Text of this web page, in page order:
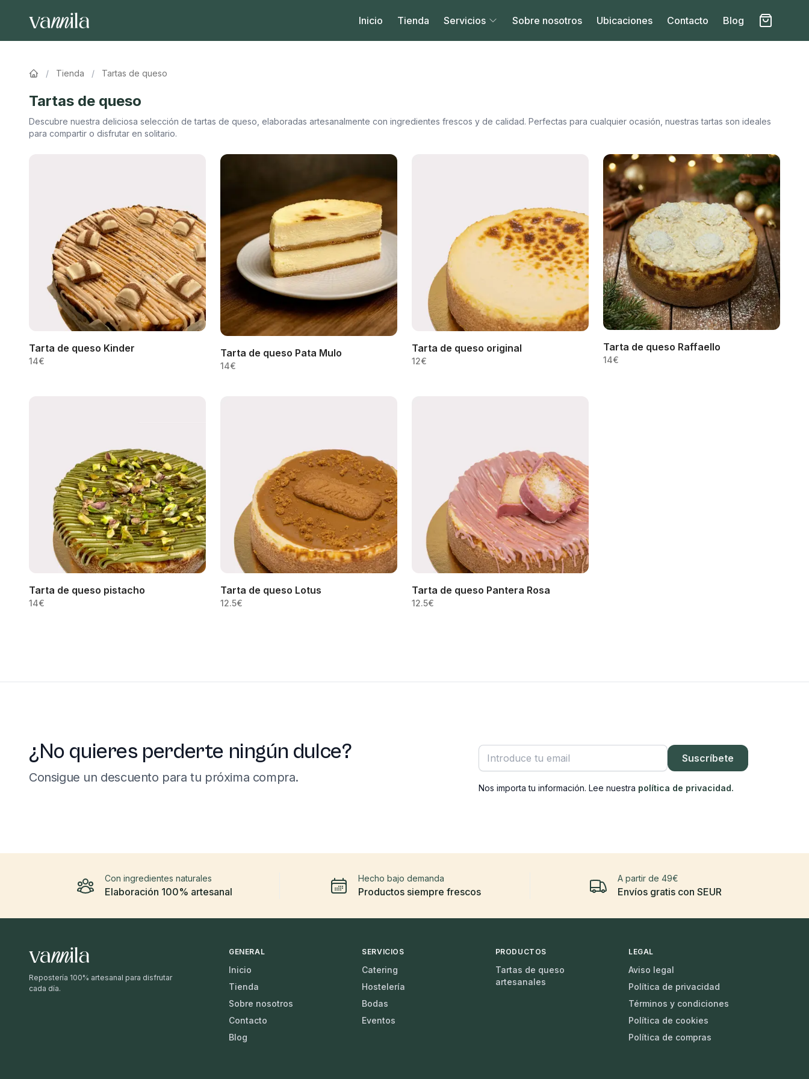
Inicio Tienda Servicios Sobre nosotros Ubicaciones Contacto Blog
/ Tienda / Tartas de queso
Tartas de queso
Descubre nuestra deliciosa selección detartas de queso , elaboradas artesanalmente con ingredientes frescos y de calidad. Perfectas para cualquier ocasión, nuestras tartas son ideales
para compartir o disfrutar en solitario.
Tarta de queso Kinder
14€
Tarta de queso Pata Mulo
14€
Tarta de queso original
12€
Tarta de queso Raffaello
14€
Tarta de queso pistacho
14€
Tarta de queso Lotus
12.5€
Tarta de queso Pantera Rosa
12.5€
¿No quieres perderte ningún dulce?
Consigue un descuento para tu próxima compra.
Correo electrónico
Suscríbete
Nos importa tu información. Lee nuestra política de privacidad.
Elaboración 100% artesanal
Con ingredientes naturales
Productos siempre frescos
Hecho bajo demanda
Envíos gratis con SEUR
A partir de 49€
Repostería 100% artesanal para disfrutar
cada día.
GENERAL
Inicio
Tienda
Sobre nosotros
Contacto
Blog
SERVICIOS
Catering
Hostelería
Bodas
Eventos
PRODUCTOS
Tartas de queso
artesanales
LEGAL
Aviso legal
Política de privacidad
Términos y condiciones
Política de cookies
Política de compras